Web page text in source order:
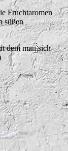
Fruchtaromen
süßen
dem man sich